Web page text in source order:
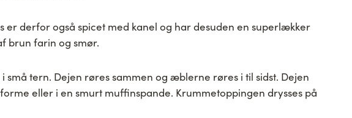
er derfor også spicet med kanel og har desuden en superlækker
brun farin og smør.
tern. Dejen røres sammen og æblerne røres i til sidst. Dejen
eller i en smurt muffinspande. Krummetoppingen drysses på